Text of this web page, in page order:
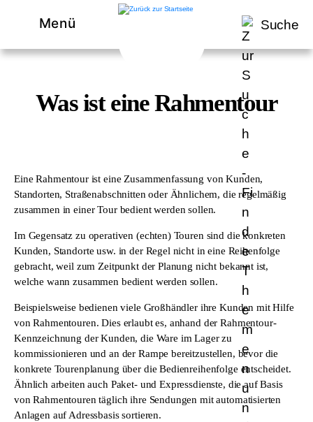
Menü Suche
Was ist eine Rahmentour
Eine Rahmentour ist eine Zusammenfassung von Kunden,
Standorten, Straßenabschnitten oder Ähnlichem, die regelmäßig
zusammen in einer Tour bedient werden sollen.
Im Gegensatz zu operativen (echten) Touren sind die konkreten
Kunden, Standorte usw. in der Regel nicht in eine Reihenfolge
gebracht, weil zum Zeitpunkt der Planung nicht bekannt ist,
welche wann zusammen bedient werden sollen.
Beispielsweise bedienen viele Großhändler ihre Kunden mit Hilfe
von Rahmentouren. Dies erlaubt es, anhand der Rahmentour-
Kennzeichnung der Kunden, die Ware im Lager zu
kommissionieren und an der Rampe bereitzustellen, bevor die
konkrete Tourenplanung über die Bedienreihenfolge entscheidet.
Ähnlich arbeiten auch Paket- und Expressdienste, die auf Basis
von Rahmentouren täglich ihre Sendungen mit automatisierten
Anlagen auf Adressbasis sortieren.